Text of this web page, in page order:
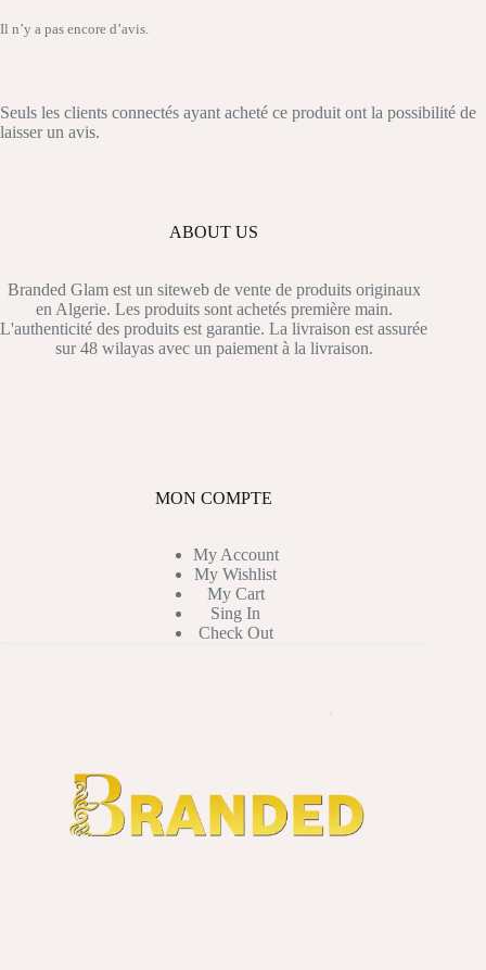
Il n’y a pas encore d’avis.
Seuls les clients connectés ayant acheté ce produit ont la possibilité de
laisser un avis.
ABOUT US
Branded Glam est un siteweb de vente de produits originaux
en Algerie. Les produits sont achetés première main.
L'authenticité des produits est garantie. La livraison est assurée
sur 48 wilayas avec un paiement à la livraison.
MON COMPTE
My Account
My Wishlist
My Cart
Sing In
Check Out